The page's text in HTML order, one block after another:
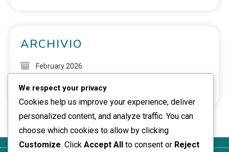
ARCHIVIO
February 2026
January 2026
We respect your privacy
Cookies help us improve your experience, deliver
personalized content, and analyze traffic. You can
choose which cookies to allow by clicking
Customize. Click Accept All to consent or Reject